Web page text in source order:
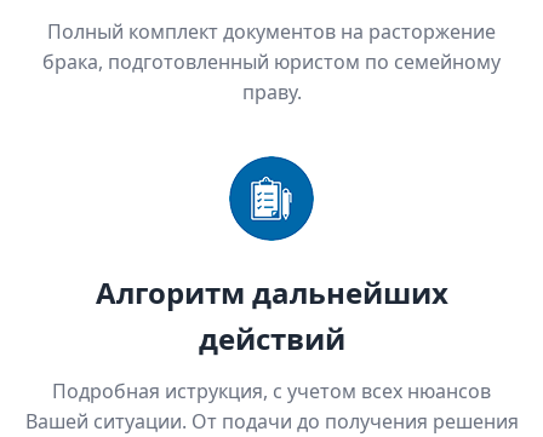
Полный комплект документов на расторжение
брака, подготовленный юристом по семейному
праву.
Алгоритм дальнейших
действий
Подробная иструкция, с учетом всех нюансов
Вашей ситуации. От подачи до получения решения